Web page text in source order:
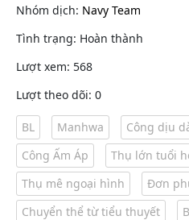
Nhóm dịch: Navy Team
Tình trạng: Hoàn thành
Lượt xem: 568
Lượt theo dõi: 0
BL Manhwa Công dịu
Công Ấm Áp
Thụ lớn tuổi
Thụ mê ngoại hình
Đơn
Chuyển thể từ tiểu thuyết